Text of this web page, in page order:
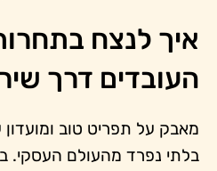
איך לנצח
העובדים דרך
מאבק על תפריט טוב
בלתי נפרד מהעולם העסקי.